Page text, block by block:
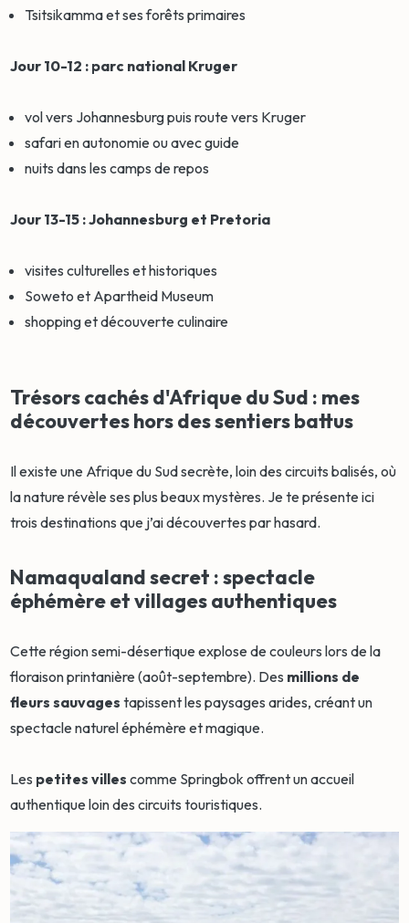
Tsitsikamma et ses forêts primaires
Jour 10-12 : parc national Kruger
vol vers Johannesburg puis route vers Kruger
safari en autonomie ou avec guide
nuits dans les camps de repos
Jour 13-15 : Johannesburg et Pretoria
visites culturelles et historiques
Soweto et Apartheid Museum
shopping et découverte culinaire
Trésors cachés d'Afrique du Sud : mes
découvertes hors des sentiers battus
Il existe une Afrique du Sud secrète, loin des circuits balisés, où
la nature révèle ses plus beaux mystères. Je te présente ici
trois destinations que j’ai découvertes par hasard.
Namaqualand secret : spectacle
éphémère et villages authentiques
Cette région semi-désertique explose de couleurs lors de la
floraison printanière (août-septembre). Des millions de
fleurs sauvages tapissent les paysages arides, créant un
spectacle naturel éphémère et magique.
Les petites villes comme Springbok offrent un accueil
authentique loin des circuits touristiques.